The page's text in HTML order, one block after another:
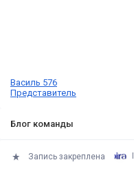
Василь 576
Представитель
Блог команды
Запись закреплена